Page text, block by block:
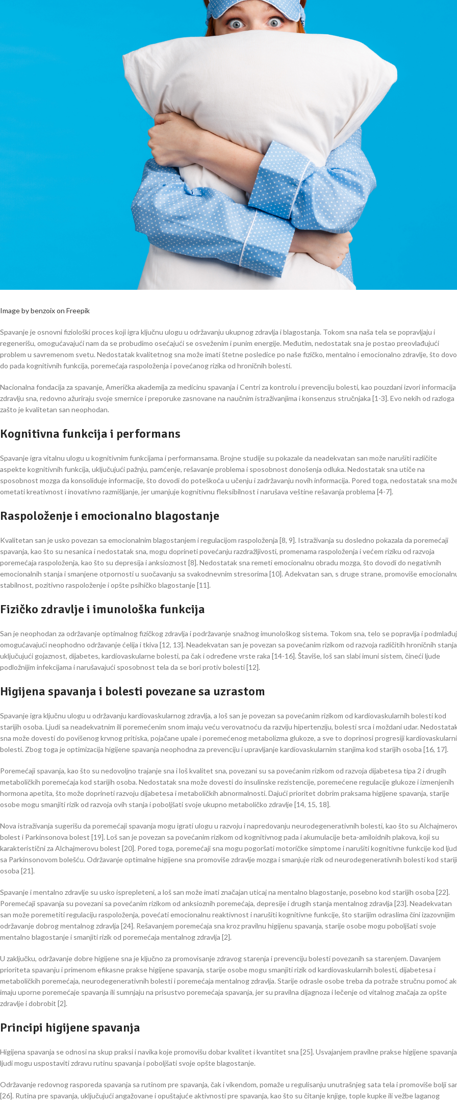
Image by benzoix on Freepik
Spavanje je osnovni fiziološki proces koji igra ključnu ulogu u održavanju ukupnog zdravlja i blagostanja. Tokom sna naša tela se popravljaju i
regenerišu, omogućavajući nam da se probudimo osećajući se osveženim i punim energije. Međutim, nedostatak sna je postao preovlađujući
problem u savremenom svetu. Nedostatak kvalitetnog sna može imati štetne posledice po naše fizičko, mentalno i emocionalno zdravlje, što
do pada kognitivnih funkcija, poremećaja raspoloženja i povećanog rizika od hroničnih bolesti.
Nacionalna fondacija za spavanje, Američka akademija za medicinu spavanja i Centri za kontrolu i prevenciju bolesti, kao pouzdani izvori informacija
zdravlju sna, redovno ažuriraju svoje smernice i preporuke zasnovane na naučnim istraživanjima i konsenzus stručnjaka [1-3]. Evo nekih od razloga
zašto je kvalitetan san neophodan.
Kognitivna funkcija i performans
Spavanje igra vitalnu ulogu u kognitivnim funkcijama i performansama. Brojne studije su pokazale da neadekvatan san može narušiti različite
aspekte kognitivnih funkcija, uključujući pažnju, pamćenje, rešavanje problema i sposobnost donošenja odluka. Nedostatak sna utiče na
sposobnost mozga da konsoliduje informacije, što dovodi do poteškoća u učenju i zadržavanju novih informacija. Pored toga, nedostatak sna
ometati kreativnost i inovativno razmišljanje, jer umanjuje kognitivnu fleksibilnost i narušava veštine rešavanja problema [4-7].
Raspoloženje i emocionalno blagostanje
Kvalitetan san je usko povezan sa emocionalnim blagostanjem i regulacijom raspoloženja [8, 9]. Istraživanja su dosledno pokazala da poremećaji
spavanja, kao što su nesanica i nedostatak sna, mogu doprineti povećanju razdražljivosti, promenama raspoloženja i većem riziku od razvoja
poremećaja raspoloženja, kao što su depresija i anksioznost [8]. Nedostatak sna remeti emocionalnu obradu mozga, što dovodi do negativnih
emocionalnih stanja i smanjene otpornosti u suočavanju sa svakodnevnim stresorima [10]. Adekvatan san, s druge strane, promoviše
stabilnost, pozitivno raspoloženje i opšte psihičko blagostanje [11].
Fizičko zdravlje i imunološka funkcija
San je neophodan za održavanje optimalnog fizičkog zdravlja i podržavanje snažnog imunološkog sistema. Tokom sna, telo se popravlja i
omogućavajući neophodno održavanje ćelija i tkiva [12, 13]. Neadekvatan san je povezan sa povećanim rizikom od razvoja različitih hroničnih
uključujući gojaznost, dijabetes, kardiovaskularne bolesti, pa čak i određene vrste raka [14-16]. Štaviše, loš san slabi imuni sistem, čineći ljude
podložnijim infekcijama i narušavajući sposobnost tela da se bori protiv bolesti [12].
Higijena spavanja i bolesti povezane sa uzrastom
Spavanje igra ključnu ulogu u održavanju kardiovaskularnog zdravlja, a loš san je povezan sa povećanim rizikom od kardiovaskularnih bolesti kod
starijih osoba. Ljudi sa neadekvatnim ili poremećenim snom imaju veću verovatnoću da razviju hipertenziju, bolesti srca i moždani udar.
sna može dovesti do povišenog krvnog pritiska, pojačane upale i poremećenog metabolizma glukoze, a sve to doprinosi progresiji
bolesti. Zbog toga je optimizacija higijene spavanja neophodna za prevenciju i upravljanje kardiovaskularnim stanjima kod starijih osoba [16, 17].
Poremećaji spavanja, kao što su nedovoljno trajanje sna i loš kvalitet sna, povezani su sa povećanim rizikom od razvoja dijabetesa tipa 2 i drugih
metaboličkih poremećaja kod starijih osoba. Nedostatak sna može dovesti do insulinske rezistencije, poremećene regulacije glukoze i izmenjenih
hormona apetita, što može doprineti razvoju dijabetesa i metaboličkih abnormalnosti. Dajući prioritet dobrim praksama higijene spavanja, starije
osobe mogu smanjiti rizik od razvoja ovih stanja i poboljšati svoje ukupno metaboličko zdravlje [14, 15, 18].
Nova istraživanja sugerišu da poremećaji spavanja mogu igrati ulogu u razvoju i napredovanju neurodegenerativnih bolesti, kao što su
bolest i Parkinsonova bolest [19]. Loš san je povezan sa povećanim rizikom od kognitivnog pada i akumulacije beta-amiloidnih plakova, koji su
karakteristični za Alchajmerovu bolest [20]. Pored toga, poremećaji sna mogu pogoršati motoričke simptome i narušiti kognitivne funkcije kod
sa Parkinsonovom bolešću. Održavanje optimalne higijene sna promoviše zdravlje mozga i smanjuje rizik od neurodegenerativnih bolesti kod
osoba [21].
Spavanje i mentalno zdravlje su usko isprepleteni, a loš san može imati značajan uticaj na mentalno blagostanje, posebno kod starijih osoba [22].
Poremećaji spavanja su povezani sa povećanim rizikom od anksioznih poremećaja, depresije i drugih stanja mentalnog zdravlja [23]. Neadekvatan
san može poremetiti regulaciju raspoloženja, povećati emocionalnu reaktivnost i narušiti kognitivne funkcije, što starijim odraslima čini izazovnijim
održavanje dobrog mentalnog zdravlja [24]. Rešavanjem poremećaja sna kroz pravilnu higijenu spavanja, starije osobe mogu poboljšati svoje
mentalno blagostanje i smanjiti rizik od poremećaja mentalnog zdravlja [2].
U zaključku, održavanje dobre higijene sna je ključno za promovisanje zdravog starenja i prevenciju bolesti povezanih sa starenjem. Davanjem
prioriteta spavanju i primenom efikasne prakse higijene spavanja, starije osobe mogu smanjiti rizik od kardiovaskularnih bolesti, dijabetesa i
metaboličkih poremećaja, neurodegenerativnih bolesti i poremećaja mentalnog zdravlja. Starije odrasle osobe treba da potraže stručnu pomoć
imaju uporne poremećaje spavanja ili sumnjaju na prisustvo poremećaja spavanja, jer su pravilna dijagnoza i lečenje od vitalnog značaja za opšte
zdravlje i dobrobit [2].
Principi higijene spavanja
Higijena spavanja se odnosi na skup praksi i navika koje promovišu dobar kvalitet i kvantitet sna [25]. Usvajanjem pravilne prakse higijene
ljudi mogu uspostaviti zdravu rutinu spavanja i poboljšati svoje opšte blagostanje.
Održavanje redovnog rasporeda spavanja sa rutinom pre spavanja, čak i vikendom, pomaže u regulisanju unutrašnjeg sata tela i promoviše bolji
[26]. Rutina pre spavanja, uključujući angažovane i opuštajuće aktivnosti pre spavanja, kao što su čitanje knjige, tople kupke ili vežbe laganog